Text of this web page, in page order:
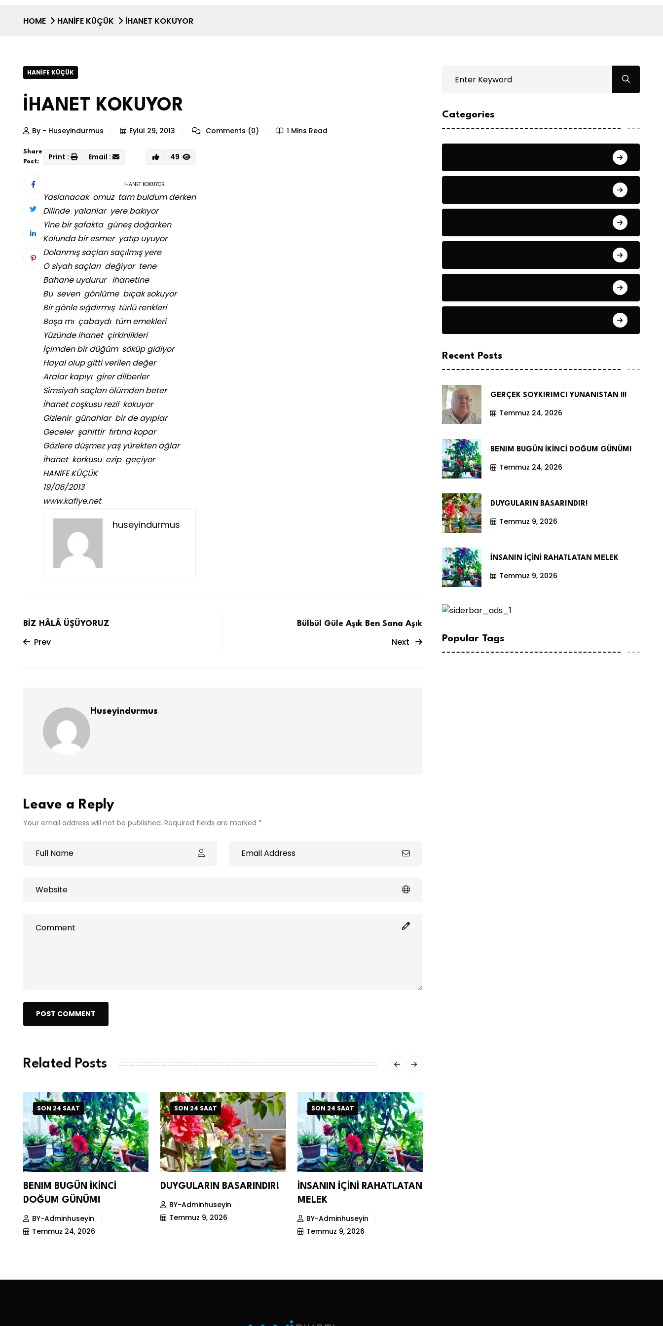
HOME HANIFE KÜÇÜK İHANET KOKUYOR
HANIFE KÜÇÜK
İHANET KOKUYOR
By - Huseyindurmus Eylül 29, 2013 Comments (0) 1 Mins Read
Share
Post:
Print : Email : 49
İHANET KOKUYOR
Yaslanacak omuz tam buldum derken
Dilinde yalanlar yere bakıyor
Yine bir şafakta güneş doğarken
Kolunda bir esmer yatıp uyuyor
Dolanmış saçları saçılmış yere
O siyah saçları değiyor tene
Bahane uydurur ihanetine
Bu seven gönlüme bıçak sokuyor
Bir gönle sığdırmış türlü renkleri
Boşa mı çabaydı tüm emekleri
Yüzünde ihanet çirkinlikleri
İçimden bir düğüm söküp gidiyor
Hayal olup gitti verilen değer
Aralar kapıyı girer dilberler
Simsiyah saçları ölümden beter
İhanet coşkusu rezil kokuyor
Gizlenir günahlar bir de ayıplar
Geceler şahittir fırtına kopar
Gözlere düşmez yaş yürekten ağlar
İhanet korkusu ezip geçiyor
HANİFE KÜÇÜK
19/06/2013
www.kafiye.net
huseyindurmus
BİZ HÂLÂ ÜŞÜYORUZ
Prev
Bülbül Güle Aşık Ben Sana Aşık
Next
Huseyindurmus
Leave a Reply
Your email address will not be published. Required fields are marked *
POST COMMENT
Related Posts
SON 24 SAAT
BENIM BUGÜN İKİNCİ
DOĞUM GÜNÜM!
BY-Adminhuseyin
Temmuz 24, 2026
SON 24 SAAT
DUYGULARIN BASARINDIR!
BY-Adminhuseyin
Temmuz 9, 2026
SON 24 SAAT
İNSANIN İÇİNİ RAHATLATAN
MELEK
BY-Adminhuseyin
Temmuz 9, 2026
Categories
Recent Posts
GERÇEK SOYKIRIMCI YUNANISTAN !!!
Temmuz 24, 2026
BENIM BUGÜN İKİNCİ DOĞUM GÜNÜM!
Temmuz 24, 2026
DUYGULARIN BASARINDIR!
Temmuz 9, 2026
İNSANIN İÇİNİ RAHATLATAN MELEK
Temmuz 9, 2026
Popular Tags